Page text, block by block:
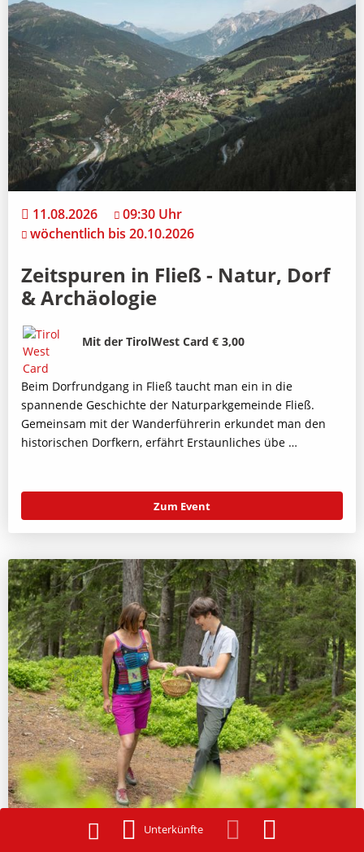
11.08.2026
09:30 Uhr
wöchentlich bis 20.10.2026
Zeitspuren in Fließ - Natur, Dorf
& Archäologie
Bild
Beschreibung
Mit der TirolWest Card € 3,00
Beim Dorfrundgang in Fließ taucht man ein in die
spannende Geschichte der Naturparkgemeinde Fließ.
Gemeinsam mit der Wanderführerin erkundet man den
historischen Dorfkern, erfährt Erstaunliches übe …
Zum Event
11.08.2026 10:00 Uhr
Unterkünfte